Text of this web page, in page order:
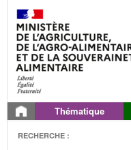
Thématique
RECHERCHE :